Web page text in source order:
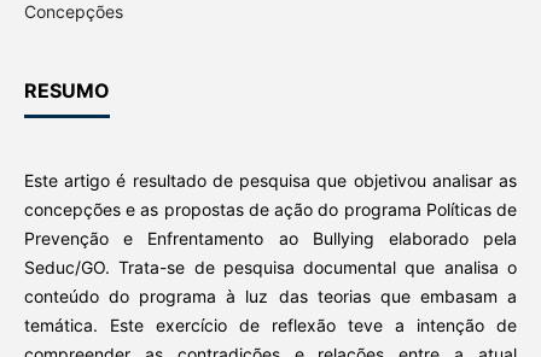
Concepções
RESUMO
Este artigo é resultado de pesquisa que objetivou analisar as
concepções e as propostas de ação do programa Políticas de
Prevenção e Enfrentamento ao Bullying elaborado pela
Seduc/GO. Trata-se de pesquisa documental que analisa o
conteúdo do programa à luz das teorias que embasam a
temática. Este exercício de reflexão teve a intenção de